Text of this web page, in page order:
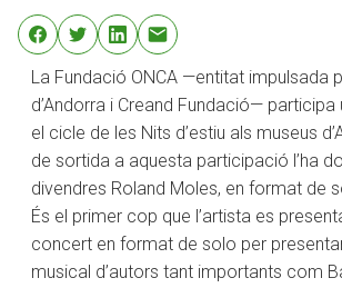
La Fundació ONCA —entitat impulsada
d’Andorra i Creand Fundació— participa
el cicle de les Nits d’estiu als museus
de sortida a aquesta participació l’ha
divendres Roland Moles, en format de
És el primer cop que l’artista es
concert en format de solo per
musical d’autors tant importants com